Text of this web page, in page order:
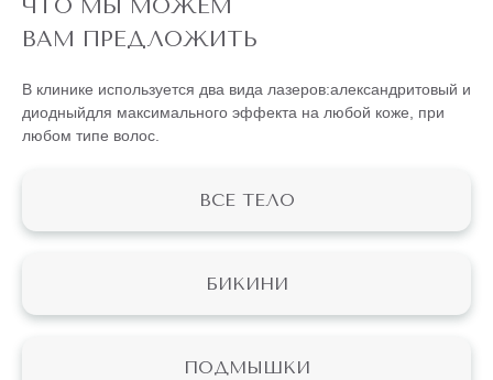
ЧТО МЫ МОЖЕМ
ВАМ ПРЕДЛОЖИТЬ
В клинике используется два вида лазеров:александритовый и
диодныйдля максимального эффекта на любой коже, при
любом типе волос.
ВСЕ ТЕЛО
БИКИНИ
ПОДМЫШКИ